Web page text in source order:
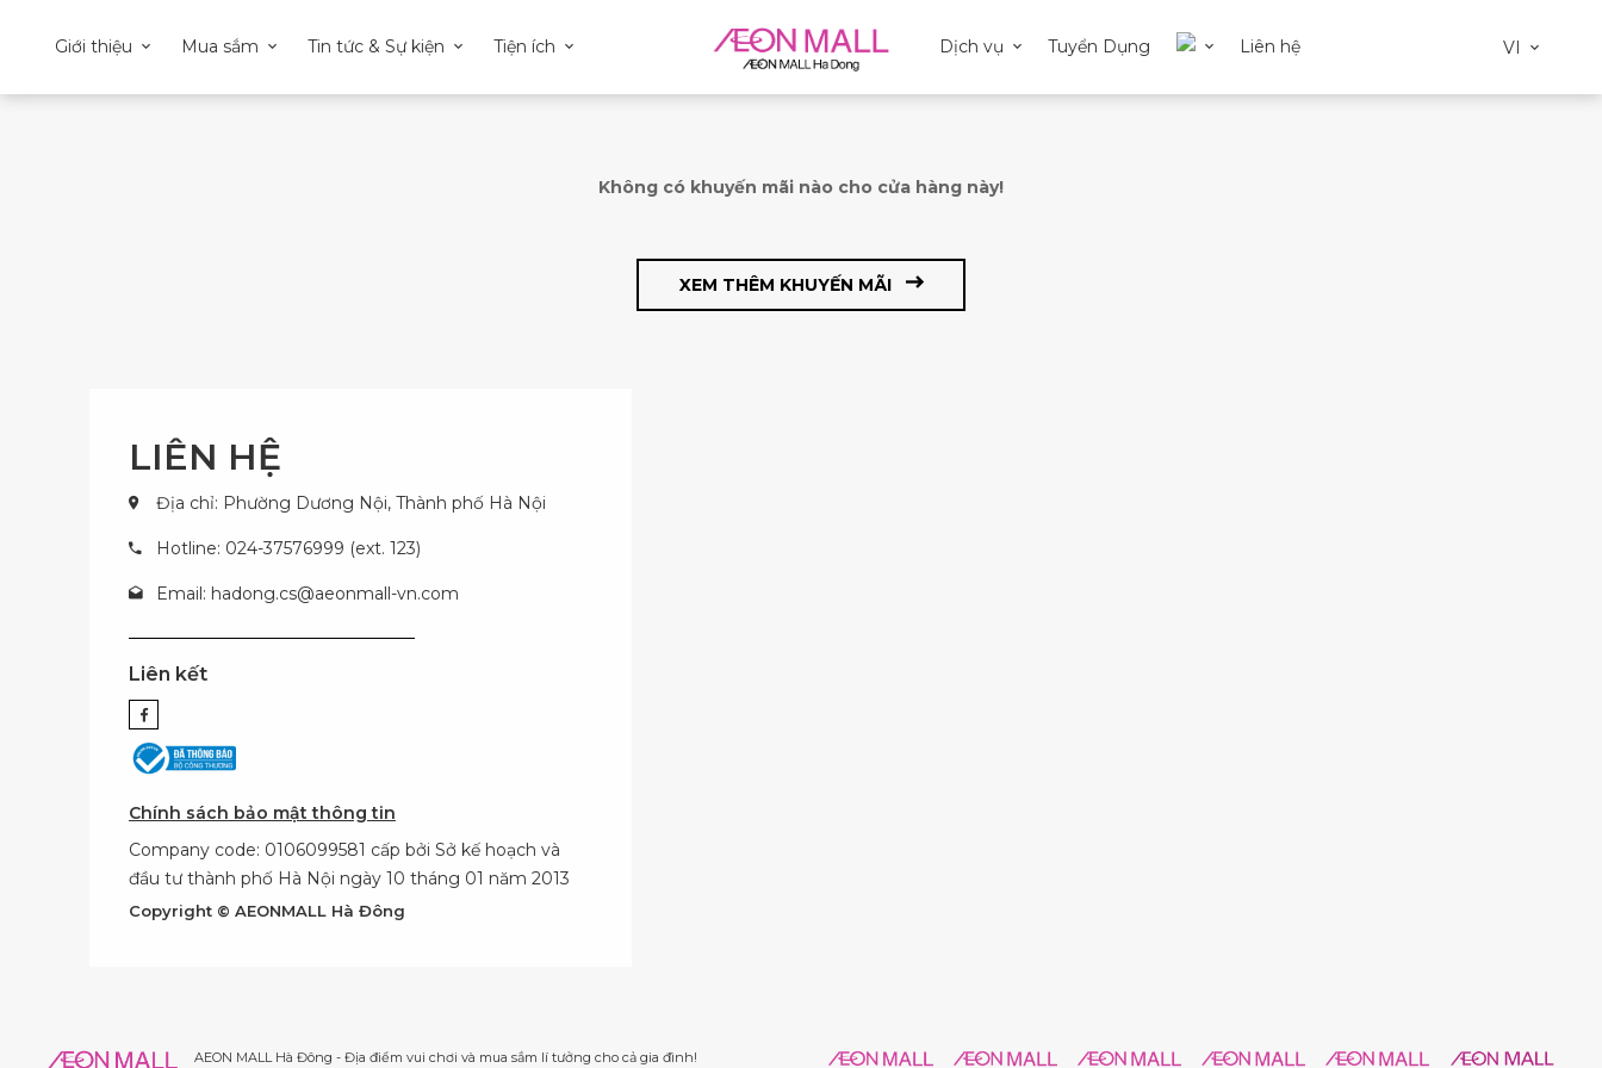
Giới thiệu Mua sắm Tin tức & Sự kiện Tiện ích Dịch vụ Tuyển Dụng Liên hệ VI
Không có khuyến mãi nào cho cửa hàng này!
XEM THÊM KHUYẾN MÃI
LIÊN HỆ
Địa chỉ: Phường Dương Nội, Thành phố Hà Nội
Hotline: 024-37576999 (ext. 123)
Email: hadong.cs@aeonmall-vn.com
Liên kết
Chính sách bảo mật thông tin
Company code: 0106099581 cấp bởi Sở kế hoạch và
đầu tư thành phố Hà Nội ngày 10 tháng 01 năm 2013
Copyright © AEONMALL Hà Đông
AEON MALL Hà Đông - Địa điểm vui chơi và mua sắm lí tưởng cho cả gia đình!